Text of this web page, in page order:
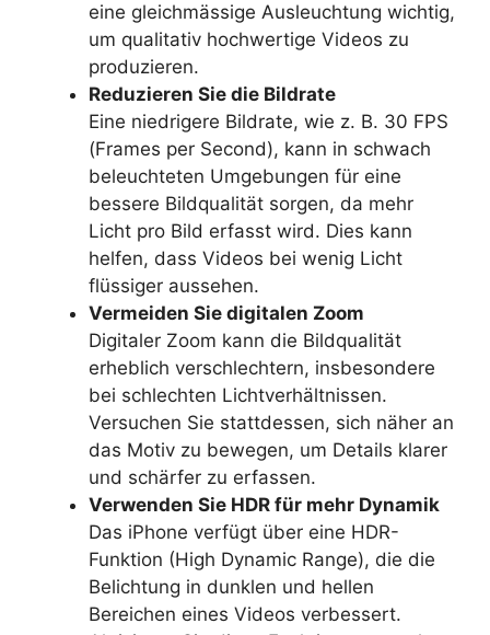
eine gleichmässige Ausleuchtung wichtig,
um qualitativ hochwertige Videos zu
produzieren.
Reduzieren Sie die Bildrate
Eine niedrigere Bildrate, wie z. B. 30 FPS
(Frames per Second), kann in schwach
beleuchteten Umgebungen für eine
bessere Bildqualität sorgen, da mehr
Licht pro Bild erfasst wird. Dies kann
helfen, dass Videos bei wenig Licht
flüssiger aussehen.
Vermeiden Sie digitalen Zoom
Digitaler Zoom kann die Bildqualität
erheblich verschlechtern, insbesondere
bei schlechten Lichtverhältnissen.
Versuchen Sie stattdessen, sich näher an
das Motiv zu bewegen, um Details klarer
und schärfer zu erfassen.
Verwenden Sie HDR für mehr Dynamik
Das iPhone verfügt über eine HDR-
Funktion (High Dynamic Range), die die
Belichtung in dunklen und hellen
Bereichen eines Videos verbessert.